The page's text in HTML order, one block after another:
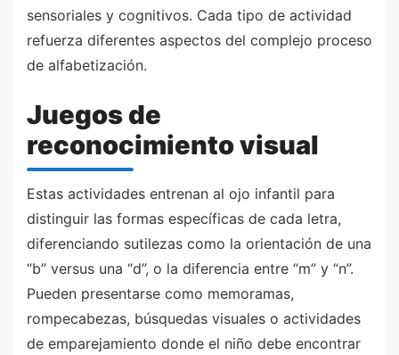
sensoriales y cognitivos. Cada tipo de actividad
refuerza diferentes aspectos del complejo proceso
de alfabetización.
Juegos de
reconocimiento visual
Estas actividades entrenan al ojo infantil para
distinguir las formas específicas de cada letra,
diferenciando sutilezas como la orientación de una
“b” versus una “d”, o la diferencia entre “m” y “n”.
Pueden presentarse como memoramas,
rompecabezas, búsquedas visuales o actividades
de emparejamiento donde el niño debe encontrar